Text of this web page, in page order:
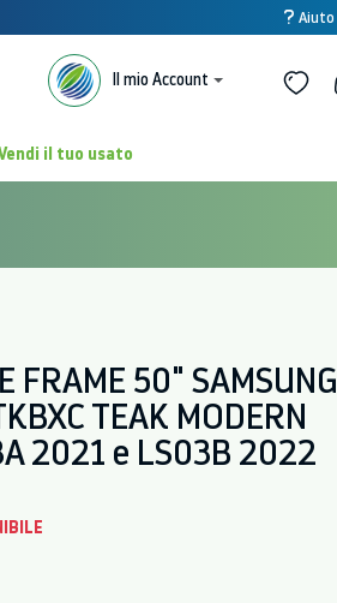
Aiuto
Il mio Account
il tuo usato
FRAME 50" SAMSUNG
TEAK MODERN
2021 e LS03B 2022